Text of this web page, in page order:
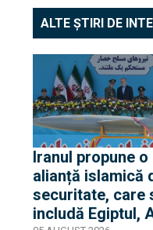
ALTE ȘTIRI DE
Iranul propune o
alianță islamică
securitate, care
includă Egiptul,